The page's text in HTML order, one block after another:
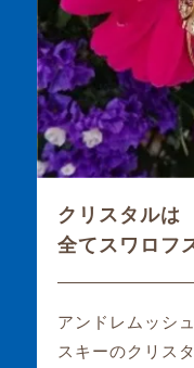
クリスタルは
全てスワロフ
アンドレムッシ
スキーのクリス